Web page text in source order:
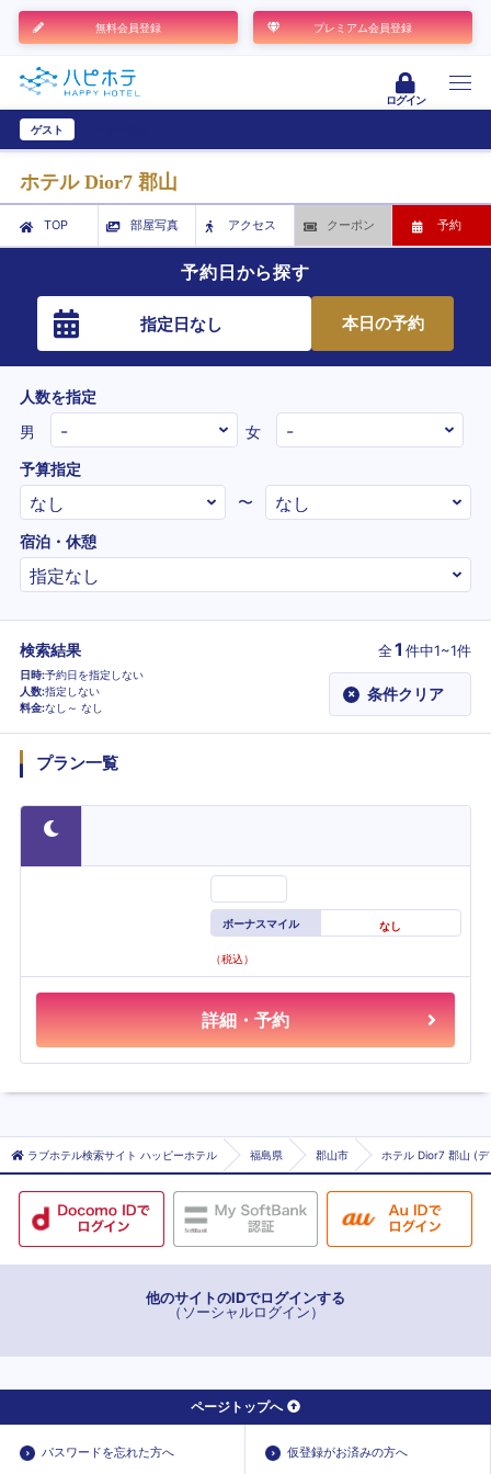
無料会員登録 プレミアム会員登録
ログイン
ゲスト
ホテル Dior7 郡山
TOP 部屋写真 アクセス クーポン 予約
予約日から探す
指定日なし 本日の予約
人数を指定
男
女
予算指定
〜
宿泊・休憩
検索結果 全1 件中1~1件
日時 予約日を指定しない
人数 指定しない
料金 なし～ なし
× 条件クリア
プラン一覧
ボーナスマイル なし
（税込）
詳細・予約
ラブホテル検索サイト ハッピーホテル 福島県 郡山市 ホテル Dior7 郡山 (
他のサイトのIDでログインする
（ソーシャルログイン）
ページトップへ
パスワードを忘れた方へ 仮登録がお済みの方へ